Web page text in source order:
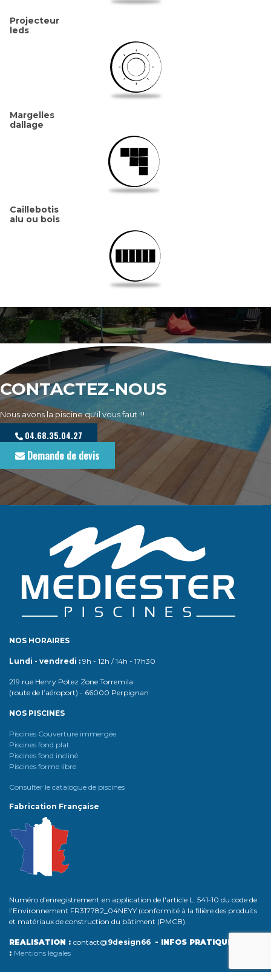
Projecteur
leds
Margelles
dallage
Caillebotis
alu ou bois
CONTACTEZ-NOUS
Nous avons la piscine qu'il vous faut !!!
04.68.35.04.27
Demande de devis
NOS HORAIRES
Lundi - vendredi : 9h - 12h / 14h - 17h30
219 rue Henry Potez Zone Torremila
(route de l’aéroport) - 66000 Perpignan
NOS PISCINES
Piscines Couverture immergée
Piscines fond plat
Piscines fond incliné
Piscines forme libre
Consulter le catalogue de piscines
Fabrication Française
Numéro d’enregistrement en application de l'article L. 541-10 du code de
l’Environnement FR317782_04NEYY (conformité à la filière des produits
et matériaux de construction du bâtiment (PMCB).
REALISATION : contact@9design66 - INFOS PRATIQUES
: Mentions légales